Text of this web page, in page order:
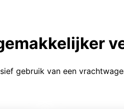
gebruik van een